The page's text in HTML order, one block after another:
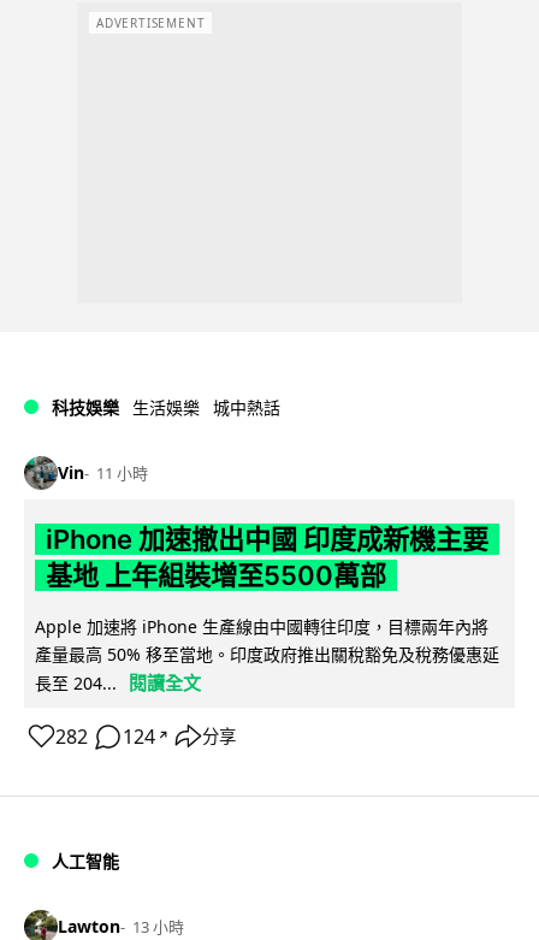
ADVERTISEMENT
科技娛樂 生活娛樂 城中熱話
Vin 11 小時
iPhone 加速撤出中國 印度成新機主要
基地 上年組裝增至5500萬部
Apple 加速將 iPhone 生產線由中國轉往印度，目標兩年內將
產量最高 50% 移至當地。印度政府推出關稅豁免及稅務優惠延
長至 204...
閱讀全文
282 124 ↗ 分享
人工智能
Lawton 13 小時